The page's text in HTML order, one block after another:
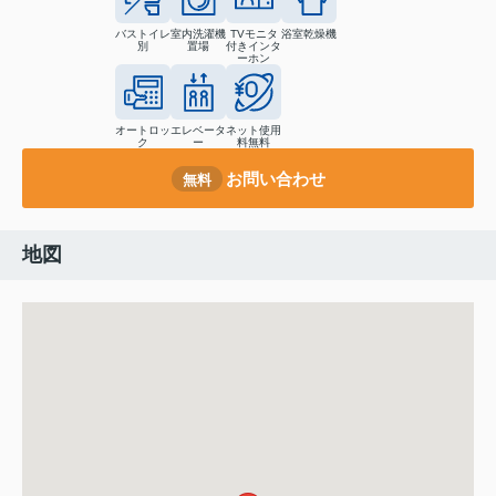
バストイレ
別
室内洗濯機
置場
TVモニタ
付きインタ
ーホン
浴室乾燥機
オートロッ
ク
エレベータ
ー
ネット使用
料無料
無料 お問い合わせ
地図